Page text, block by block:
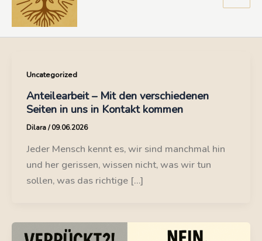
Uncategorized
Anteilearbeit – Mit den verschiedenen
Seiten in uns in Kontakt kommen
Dilara/09.06.2026
Jeder Mensch kennt es, wir sind manchmal hin
und her gerissen, wissen nicht, was wir tun
sollen, was das richtige […]